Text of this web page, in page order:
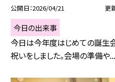
公開日 2026/04/21 更
今日の出来事
今日は今年度はじめての誕生
祝いをしました。会場の準備や...